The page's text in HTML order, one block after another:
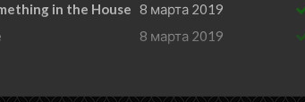
in the House 8 марта 2019
8 марта 2019